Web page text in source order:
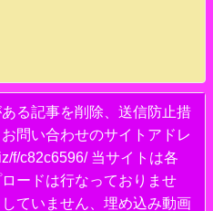
る記事を削除、送信防止措
問い合わせのサイトアドレ
f/c82c6596/ 当サイトは各
ードは行なっておりませ
ていません、埋め込み動画